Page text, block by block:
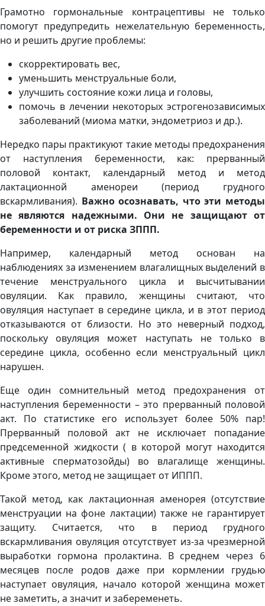
Грамотно гормональные контрацептивы не только
помогут предупредить нежелательную беременность,
но и решить другие проблемы:
скорректировать вес,
уменьшить менструальные боли,
улучшить состояние кожи лица и головы,
помочь в лечении некоторых эстрогенозависимых
заболеваний (миома матки, эндометриоз и др.).
Нередко пары практикуют такие методы предохранения
от наступления беременности, как: прерванный
половой контакт, календарный метод и метод
лактационной аменореи (период грудного
вскармливания). Важно осознавать, что эти методы
не являются надежными. Они не защищают от
беременности и от риска ЗППП.
Например, календарный метод основан на
наблюдениях за изменением влагалищных выделений в
течение менструального цикла и высчитывании
овуляции. Как правило, женщины считают, что
овуляция наступает в середине цикла, и в этот период
отказываются от близости. Но это неверный подход,
поскольку овуляция может наступать не только в
середине цикла, особенно если менструальный цикл
нарушен.
Еще один сомнительный метод предохранения от
наступления беременности – это прерванный половой
акт. По статистике его использует более 50% пар!
Прерванный половой акт не исключает попадание
предсеменной жидкости ( в которой могут находится
активные сперматозойды) во влагалище женщины.
Кроме этого, метод не защищает от ИППП.
Такой метод, как лактационная аменорея (отсутствие
менструации на фоне лактации) также не гарантирует
защиту. Считается, что в период грудного
вскармливания овуляция отсутствует из-за чрезмерной
выработки гормона пролактина. В среднем через 6
месяцев после родов даже при кормлении грудью
наступает овуляция, начало которой женщина может
не заметить, а значит и забеременеть.